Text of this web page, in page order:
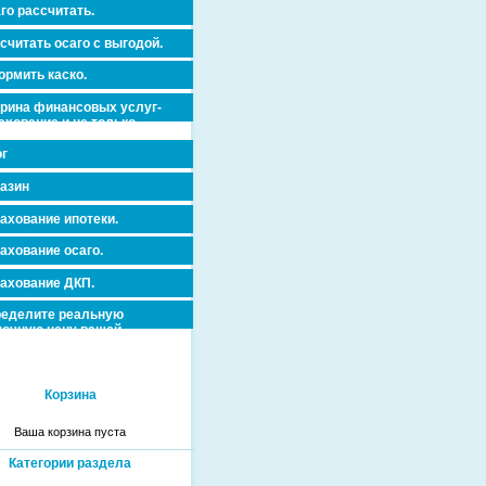
рассчитать.
осаго с выгодой.
каско.
финансовых услуг-
и не только.
ипотеки.
осаго.
ДКП.
реальную
цену вашей
Корзина
Ваша корзина пуста
Категории раздела